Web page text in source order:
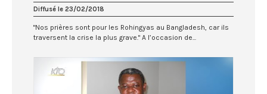
Diffusé le 23/02/2018
"Nos prières sont pour les Rohingyas au Bangladesh, car ils
traversent la crise la plus grave." A l’occasion de...